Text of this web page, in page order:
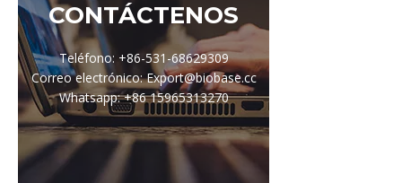
CONTÁCTENOS
Teléfono: +86-531-68629309
Correo electrónico: Export@biobase.cc
Whatsapp: +86 15965313270